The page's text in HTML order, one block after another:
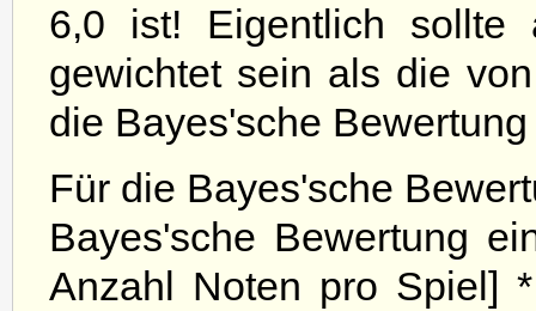
6,0 ist! Eigentlich sollte
gewichtet sein als die
die Bayes'sche
Für die Bayes'sche
Bayes'sche Bewertung
Anzahl Noten pro Spiel]